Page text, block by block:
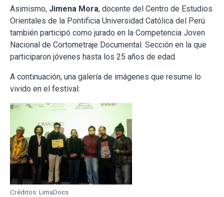
Asimismo, Jimena Mora, docente del Centro de Estudios
Orientales de la Pontificia Universidad Católica del Perú
también participó como jurado en la Competencia Joven
Nacional de Cortometraje Documental. Sección en la que
participaron jóvenes hasta los 25 años de edad.
A continuación, una galería de imágenes que resume lo
vivido en el festival:
Créditos: LimaDocs